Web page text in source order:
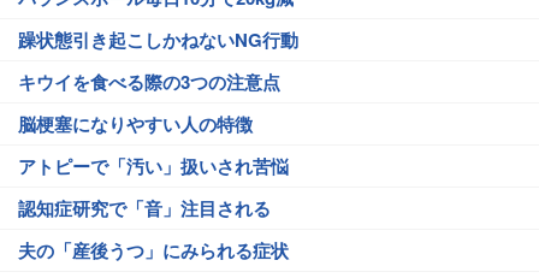
躁状態引き起こしかねないNG行動
キウイを食べる際の3つの注意点
脳梗塞になりやすい人の特徴
アトピーで「汚い」扱いされ苦悩
認知症研究で「音」注目される
夫の「産後うつ」にみられる症状